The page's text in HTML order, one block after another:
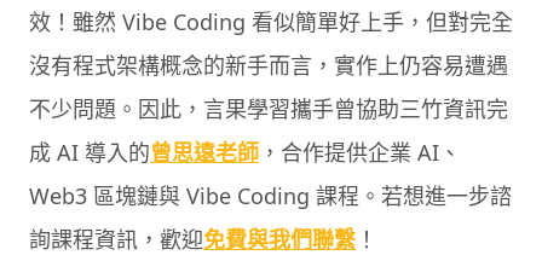
效！雖然 Vibe Coding 看似簡單好上手，但對完全
沒有程式架構概念的新手而言，實作上仍容易遭遇
不少問題。因此，言果學習攜手曾協助三竹資訊完
成 AI 導入的曾思遠老師 ，合作提供企業 AI、
Web3 區塊鏈與 Vibe Coding 課程。若想進一步諮
詢課程資訊，歡迎免費與我們聯繫！